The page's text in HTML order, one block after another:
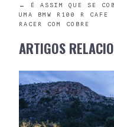
POST
←
É ASSIM QUE SE
UMA BMW R100 R CAFE
RACER COM COBRE
ARTIGOS